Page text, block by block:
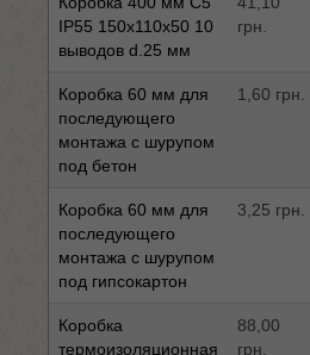
IP55 150x110x50 10
выводов d.25 мм
грн.
Коробка 60 мм для
последующего
монтажа с шурупом
под бетон
1,60 грн.
Коробка 60 мм для
последующего
монтажа с шурупом
под гипсокартон
3,25 грн.
Коробка
термоизоляционная
88,00
грн.